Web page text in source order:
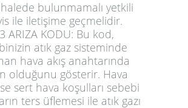
bulunmamalı yetkili
ile iletişime geçmelidir.
ARIZA KODU: Bu kod,
atık gaz sisteminde
hava akış anahtarında
olduğunu gösterir. Hava
sert hava koşulları sebebi
ters üflemesi ile atık gazı